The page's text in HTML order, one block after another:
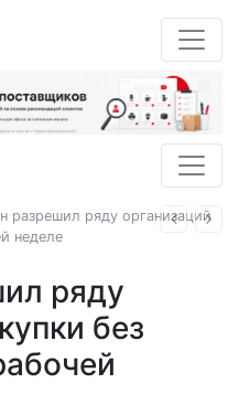
Назад
разрешил ряду организаций
неделе
ряду
без